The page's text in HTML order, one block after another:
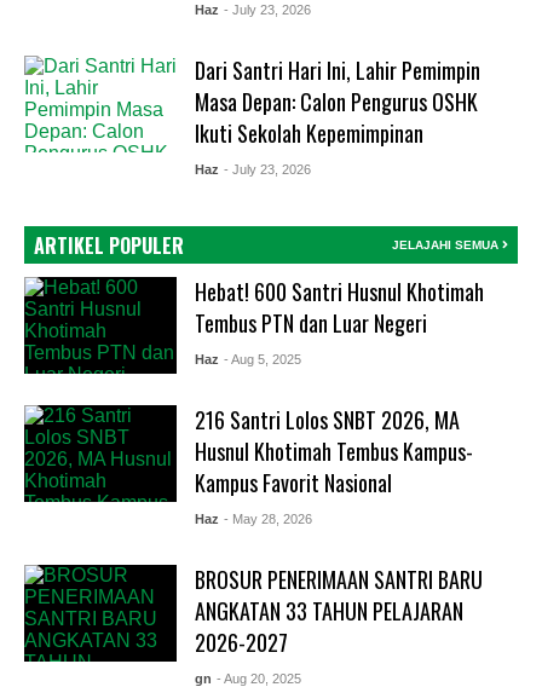
Haz - July 23, 2026
Dari Santri Hari Ini, Lahir Pemimpin
Masa Depan: Calon Pengurus OSHK
Ikuti Sekolah Kepemimpinan
Haz - July 23, 2026
ARTIKEL POPULER JELAJAHI SEMUA
Hebat! 600 Santri Husnul Khotimah
Tembus PTN dan Luar Negeri
Haz - Aug 5, 2025
216 Santri Lolos SNBT 2026, MA
Husnul Khotimah Tembus Kampus-
Kampus Favorit Nasional
Haz - May 28, 2026
BROSUR PENERIMAAN SANTRI BARU
ANGKATAN 33 TAHUN PELAJARAN
2026-2027
gn - Aug 20, 2025